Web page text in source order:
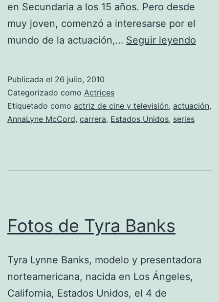
en Secundaria a los 15 años. Pero desde
muy joven, comenzó a interesarse por el
mundo de la actuación,… Seguir leyendo
Publicada el 26 julio, 2010
Categorizado como Actrices
Etiquetado como actriz de cine y televisión, actuación,
AnnaLyne McCord, carrera, Estados Unidos, series
Fotos de Tyra Banks
Tyra Lynne Banks, modelo y presentadora
norteamericana, nacida en Los Ángeles,
California, Estados Unidos, el 4 de